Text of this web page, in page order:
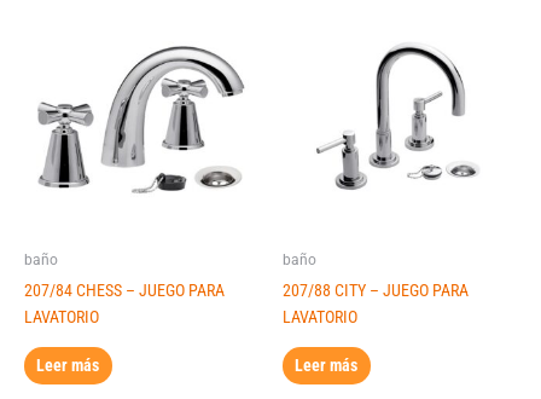
baño
207/84 CHESS – JUEGO PARA
LAVATORIO
Leer más
baño
207/88 CITY – JUEGO PARA
LAVATORIO
Leer más